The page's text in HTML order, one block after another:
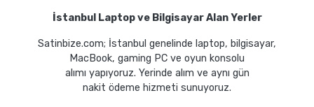
İstanbul Laptop ve Bilgisayar Alan Yerler
Satinbize.com; İstanbul genelinde laptop, bilgisayar,
MacBook, gaming PC ve oyun konsolu
alımı yapıyoruz. Yerinde alım ve aynı gün
nakit ödeme hizmeti sunuyoruz.